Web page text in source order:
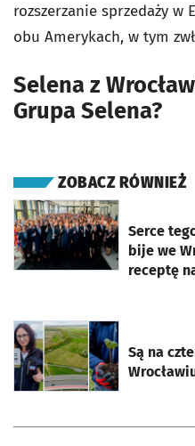
rozszerzanie sprzedaży w
obu Amerykach, w tym
Selena z
Grupa Selena?
ZOBACZ RÓWNIEŻ
Serce
bije we
receptę
otworzy się w nowej karcie
Są na
otworzy się w nowej karcie